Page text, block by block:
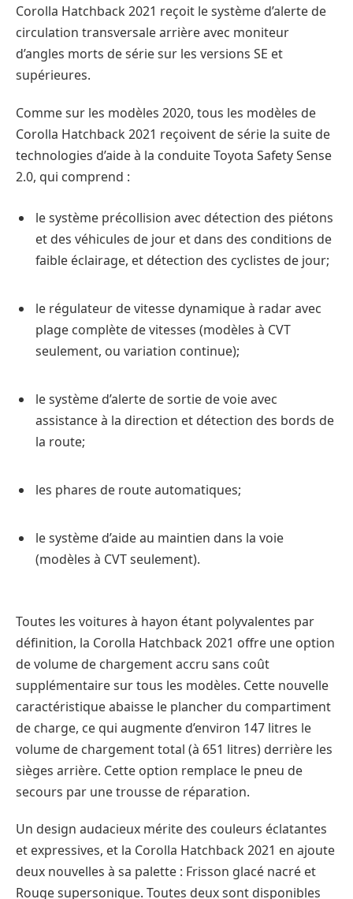
Corolla Hatchback 2021 reçoit le système d’alerte de
circulation transversale arrière avec moniteur
d’angles morts de série sur les versions SE et
supérieures.
Comme sur les modèles 2020, tous les modèles de
Corolla Hatchback 2021 reçoivent de série la suite de
technologies d’aide à la conduite Toyota Safety Sense
2.0, qui comprend :
le système précollision avec détection des piétons
et des véhicules de jour et dans des conditions de
faible éclairage, et détection des cyclistes de jour;
le régulateur de vitesse dynamique à radar avec
plage complète de vitesses (modèles à CVT
seulement, ou variation continue);
le système d’alerte de sortie de voie avec
assistance à la direction et détection des bords de
la route;
les phares de route automatiques;
le système d’aide au maintien dans la voie
(modèles à CVT seulement).
Toutes les voitures à hayon étant polyvalentes par
définition, la Corolla Hatchback 2021 offre une option
de volume de chargement accru sans coût
supplémentaire sur tous les modèles. Cette nouvelle
caractéristique abaisse le plancher du compartiment
de charge, ce qui augmente d’environ 147 litres le
volume de chargement total (à 651 litres) derrière les
sièges arrière. Cette option remplace le pneu de
secours par une trousse de réparation.
Un design audacieux mérite des couleurs éclatantes
et expressives, et la Corolla Hatchback 2021 en ajoute
deux nouvelles à sa palette : Frisson glacé nacré et
Rouge supersonique. Toutes deux sont disponibles